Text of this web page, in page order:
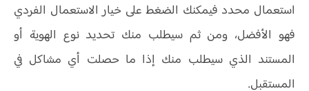
استعمال محدد فيمكنك الضغط على خيار الاستعمال الفردي
فهو الأفضل، ومن ثم سيطلب منك تحديد نوع الهوية أو
المستند الذي سيطلب منك إذا ما حصلت أي مشاكل في
المستقبل.